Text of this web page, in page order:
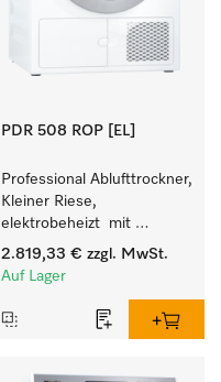
PDR 508 ROP [EL]
Professional Ablufttrockner,
Kleiner Riese,
elektrobeheizt  mit
besonders kurzen
Programmlaufzeiten.
2.819,33 € zzgl. MwSt.
Auf Lager